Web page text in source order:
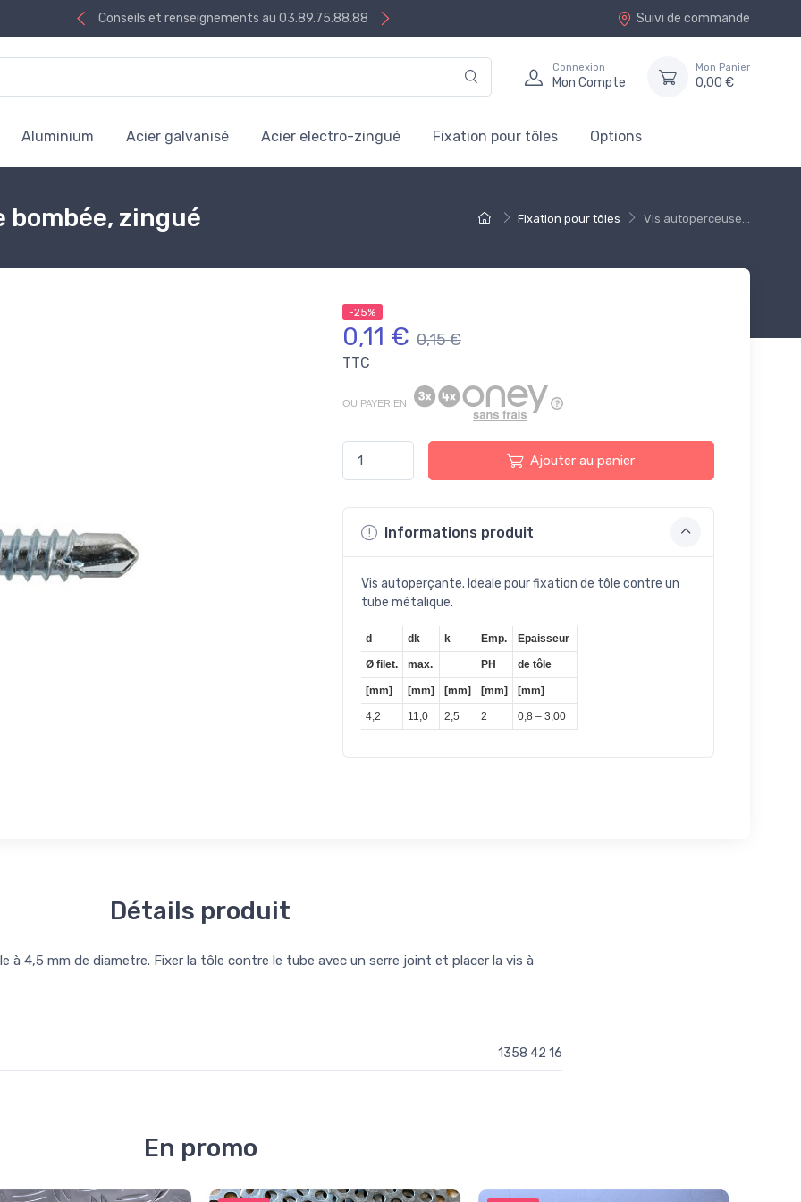
Conseils et renseignements au 03.89.75.88.88 Suivi de commande
Connexion
Mon Compte
Mon Panier
0,00 €
Aluminium Acier galvanisé Acier electro-zingué Fixation pour tôles Options
Fixation pour tôles Vis autoperceuse...
zingué
-25%
0,11 € 0,15 €
TTC
OU PAYER EN
Ajouter au panier
Informations produit
Vis autoperçante. Ideale pour fixation de tôle contre un
tube métalique.
d dk k Emp. Epaisseur
Ø filet. max. PH de tôle
[mm] [mm] [mm] [mm] [mm]
4,2 11,0 2,5 2 0,8 – 3,00
Détails produit
à 4,5 mm de diametre. Fixer la tôle contre le tube avec un serre joint et placer la vis à
1358 42 16
En promo